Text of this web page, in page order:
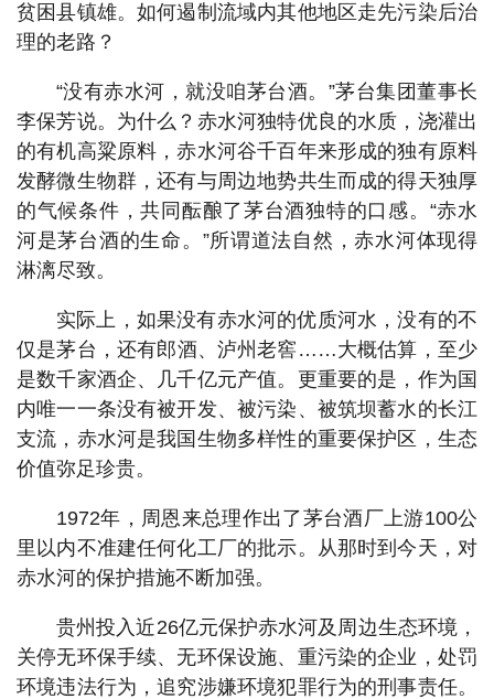
贫困县镇雄。如何遏制流域内其他地区走先污染后治
理的老路？
“没有赤水河，就没咱茅台酒。”茅台集团董事长
李保芳说。为什么？赤水河独特优良的水质，浇灌出
的有机高粱原料，赤水河谷千百年来形成的独有原料
发酵微生物群，还有与周边地势共生而成的得天独厚
的气候条件，共同酝酿了茅台酒独特的口感。“赤水
河是茅台酒的生命。”所谓道法自然，赤水河体现得
淋漓尽致。
实际上，如果没有赤水河的优质河水，没有的不
仅是茅台，还有郎酒、泸州老窖……大概估算，至少
是数千家酒企、几千亿元产值。更重要的是，作为国
内唯一一条没有被开发、被污染、被筑坝蓄水的长江
支流，赤水河是我国生物多样性的重要保护区，生态
价值弥足珍贵。
1972年，周恩来总理作出了茅台酒厂上游100公
里以内不准建任何化工厂的批示。从那时到今天，对
赤水河的保护措施不断加强。
贵州投入近26亿元保护赤水河及周边生态环境，
关停无环保手续、无环保设施、重污染的企业，处罚
环境违法行为，追究涉嫌环境犯罪行为的刑事责任。